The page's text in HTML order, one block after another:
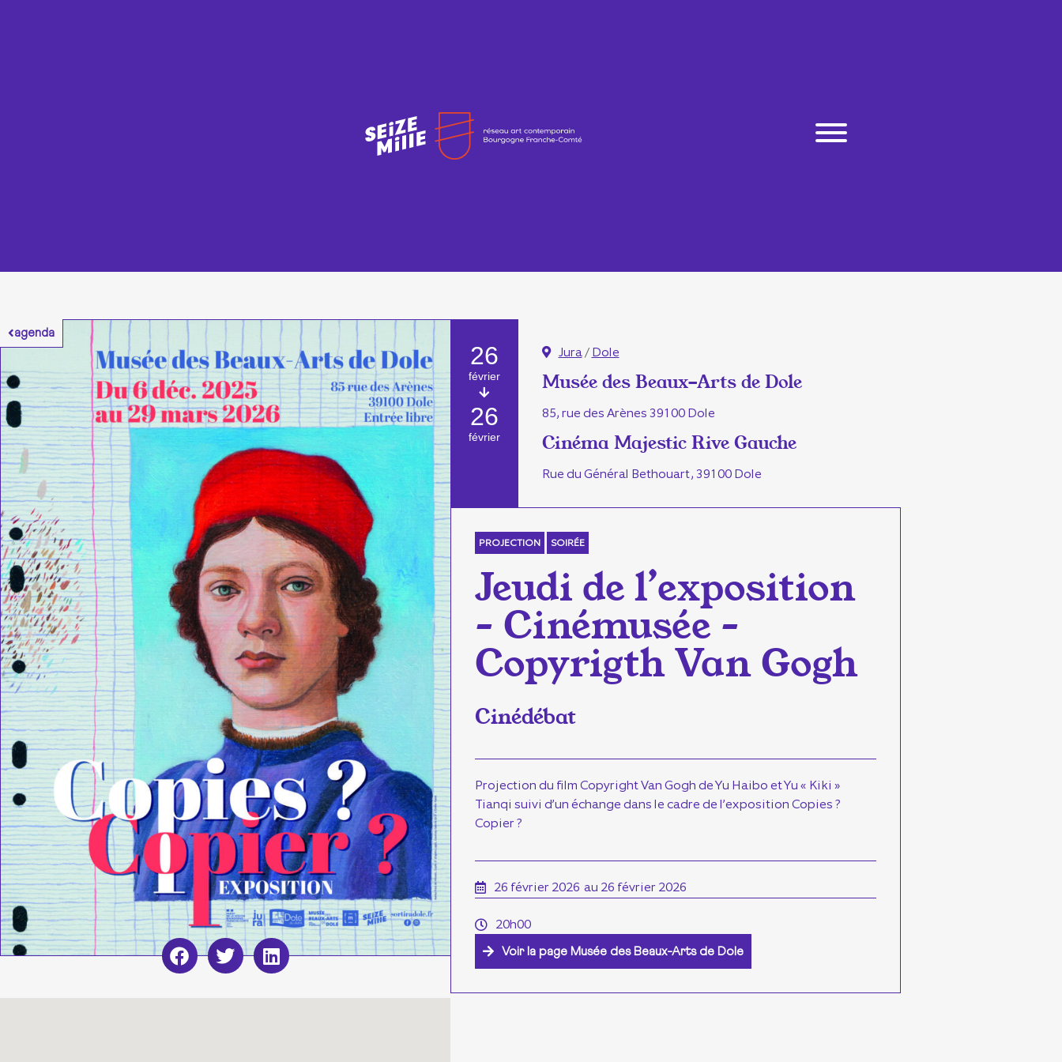
agenda
26
février
26
février
Jura/ Dole
Musée des Beaux-Arts de Dole
85, rue des Arènes 39100 Dole
Cinéma Majestic Rive Gauche
Rue du Général Bethouart, 39100 Dole
PROJECTION SOIRÉE
Jeudi de l’exposition
– Cinémusée –
Copyrigth Van Gogh
Cinédébat
Projection du film Copyright Van Gogh de Yu Haibo et Yu « Kiki »
Tianqi suivi d’un échange dans le cadre de l’exposition Copies ?
Copier ?
26 février 2026 au 26 février 2026
20h00
Voir la page Musée des Beaux-Arts de Dole